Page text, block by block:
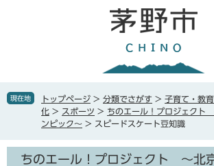
で
ば現在地 トップページ > 分類でさがす > 子育て・教
化 > スポーツ > ちのエール！プロジェクト
ンピック～ > スピードスケート豆知識
ちのエール！プロジェクト ～北